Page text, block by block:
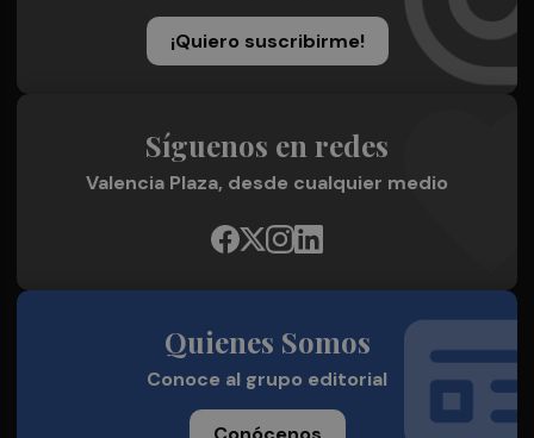
¡Quiero suscribirme!
Síguenos en redes
Valencia Plaza, desde cualquier medio
Quienes Somos
Conoce al grupo editorial